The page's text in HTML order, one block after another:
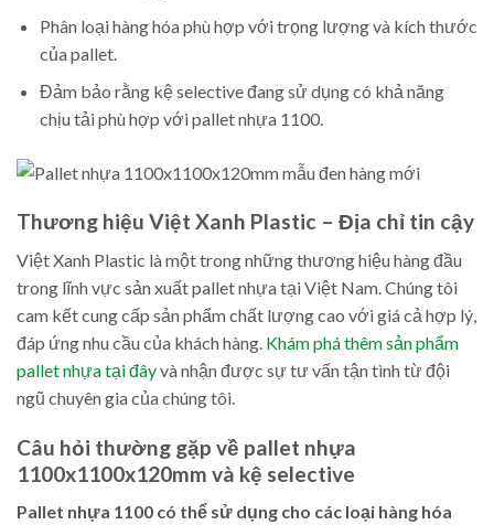
Phân loại hàng hóa phù hợp với trọng lượng và kích thước
của pallet.
Đảm bảo rằng kệ selective đang sử dụng có khả năng
chịu tải phù hợp với pallet nhựa 1100.
Thương hiệu Việt Xanh Plastic – Địa chỉ tin cậy
Việt Xanh Plastic là một trong những thương hiệu hàng đầu
trong lĩnh vực sản xuất pallet nhựa tại Việt Nam. Chúng tôi
cam kết cung cấp sản phẩm chất lượng cao với giá cả hợp lý,
đáp ứng nhu cầu của khách hàng. Khám phá thêm sản phẩm
pallet nhựa tại đâyvà nhận được sự tư vấn tận tình từ đội
ngũ chuyên gia của chúng tôi.
Câu hỏi thường gặp về pallet nhựa
1100x1100x120mm và kệ selective
Pallet nhựa 1100 có thể sử dụng cho các loại hàng hóa